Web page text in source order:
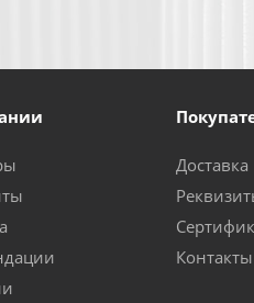
Доставка
Контакты